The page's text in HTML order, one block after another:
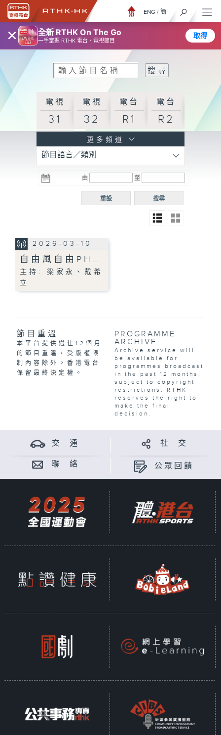
× 全新 RTHK On The Go
一手掌握 RTHK 電台、電視節目
取得
ENG / 簡
電視
31
電視
32
電台
R1
電台
R2
R3
電台 電台
R5
電台
普通
更多頻道
節目語言／類別
由 至
搜尋
重設
2026-03-10
自由風自由PH…
主持: 梁家永、戴希
立
節目重溫
本平台提供過往12個月
的節目重溫，受版權限
制內容除外。香港電台
保留最終決定權。
PROGRAMME
ARCHIVE
Archive service will
be available for
programmes broadcast
in the past 12 months,
subject to copyright
restrictions. RTHK
reserves the right to
make the final
decision.
交 通 社 交
聯 絡 公眾回饋